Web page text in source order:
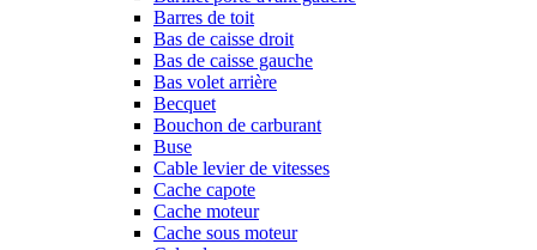
Barres de toit
Bas de caisse droit
Bas de caisse gauche
Bas volet arrière
Becquet
Bouchon de carburant
Buse
Cable levier de vitesses
Cache capote
Cache moteur
Cache sous moteur